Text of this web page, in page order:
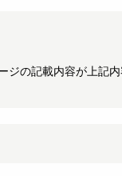
ジの記載内容が上記